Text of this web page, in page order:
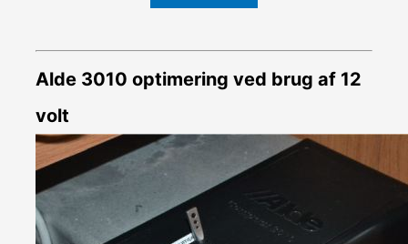
Alde 3010 optimering ved brug af 12
volt